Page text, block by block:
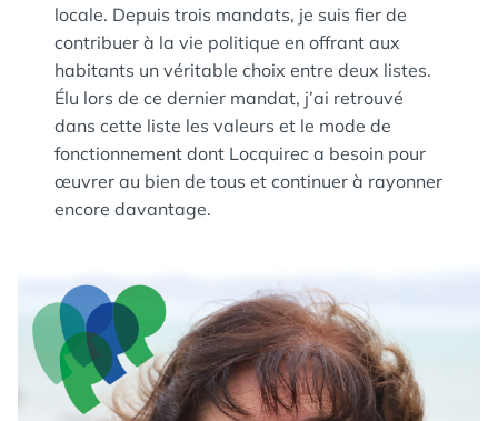
locale. Depuis trois mandats, je suis fier de
contribuer à la vie politique en offrant aux
habitants un véritable choix entre deux listes.
Élu lors de ce dernier mandat, j’ai retrouvé
dans cette liste les valeurs et le mode de
fonctionnement dont Locquirec a besoin pour
œuvrer au bien de tous et continuer à rayonner
encore davantage.